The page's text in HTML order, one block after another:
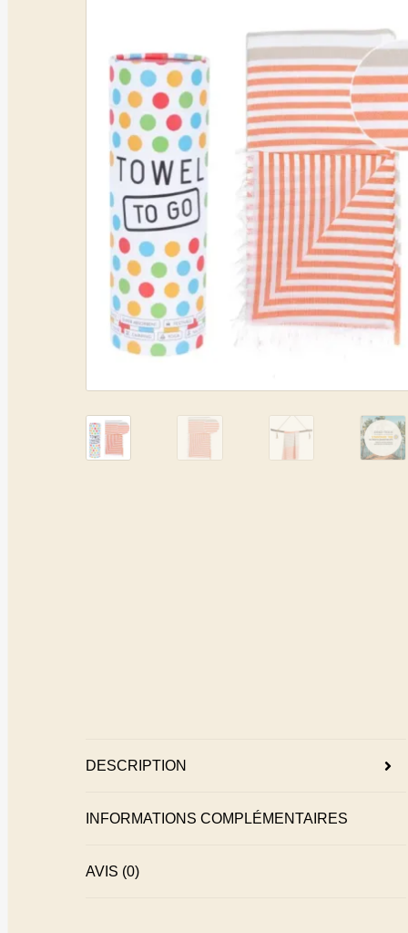
DESCRIPTION
INFORMATIONS COMPLÉMENTAIRES
AVIS (0)